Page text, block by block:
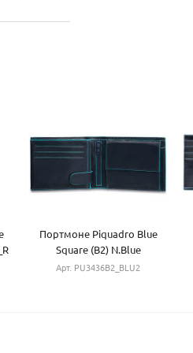
Портмоне Piquadro Blue
Square (B2) N.Blue
PU3436B2_BLU2
Арт. PU3436B2_BLU2